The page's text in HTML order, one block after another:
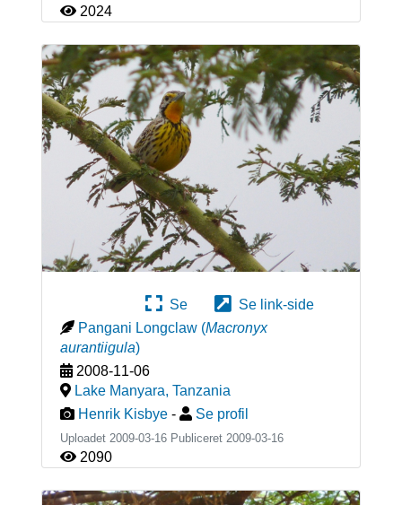
2024
Se
Se link-side
Pangani Longclaw (Macronyx
aurantiigula)
2008-11-06
Lake Manyara, Tanzania
Henrik Kisbye - Se profil
Uploadet 2009-03-16 Publiceret 2009-03-16
2090